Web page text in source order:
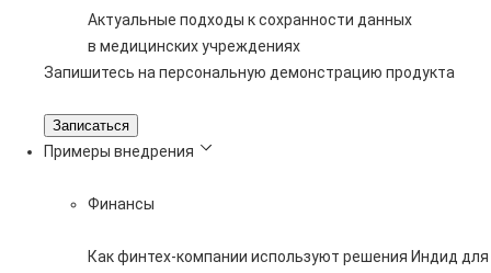
Актуальные подходы к сохранности данных
в медицинских учреждениях
Запишитесь на персональную демонстрацию продукта
Записаться
Примеры внедрения
Финансы
Как финтех-компании используют решения Индид для